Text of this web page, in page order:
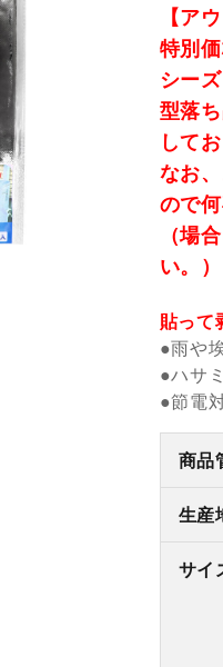
【ア
特別
シー
型落
して
なお
ので
（場
い。）
貼って
●雨や
●ハサ
●節電
商品
生産
サイ